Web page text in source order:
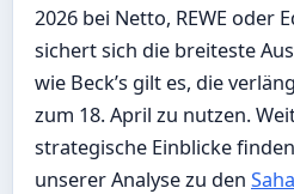
2026 bei Netto, REWE oder
sichert sich die breiteste
wie Beck’s gilt es, die
zum 18. April zu nutzen.
strategische Einblicke
unserer Analyse zu den